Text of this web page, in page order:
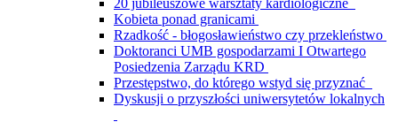
20 jubileuszowe warsztaty kardiologiczne
Kobieta ponad granicami
Rzadkość - błogosławieństwo czy przekleństwo
Doktoranci UMB gospodarzami I Otwartego
Posiedzenia Zarządu KRD
Przestępstwo, do którego wstyd się przyznać
Dyskusji o przyszłości uniwersytetów lokalnych